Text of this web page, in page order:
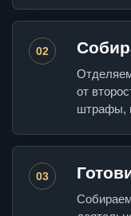
02
от
штрафы,
03